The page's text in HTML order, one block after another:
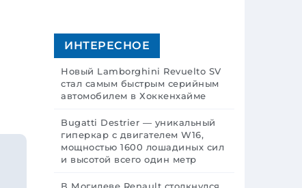
ИНТЕРЕСНОЕ
Новый Lamborghini Revuelto SV
стал самым быстрым серийным
автомобилем в Хоккенхайме
Bugatti Destrier — уникальный
гиперкар с двигателем W16,
мощностью 1600 лошадиных сил
и высотой всего один метр